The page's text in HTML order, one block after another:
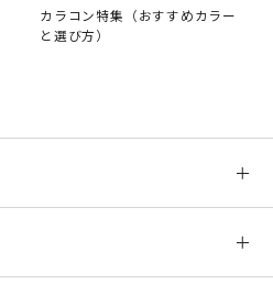
カラコン特集（おすすめカラー
と選び方）